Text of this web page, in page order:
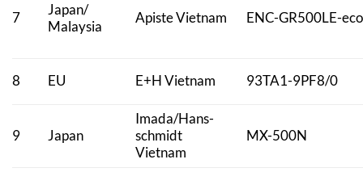
7
Japan/
Malaysia
Apiste Vietnam ENC-GR500LE-eco
8 EU E+H Vietnam 93TA1-9PF8/0
9 Japan
Imada/Hans-
schmidt
Vietnam
MX-500N